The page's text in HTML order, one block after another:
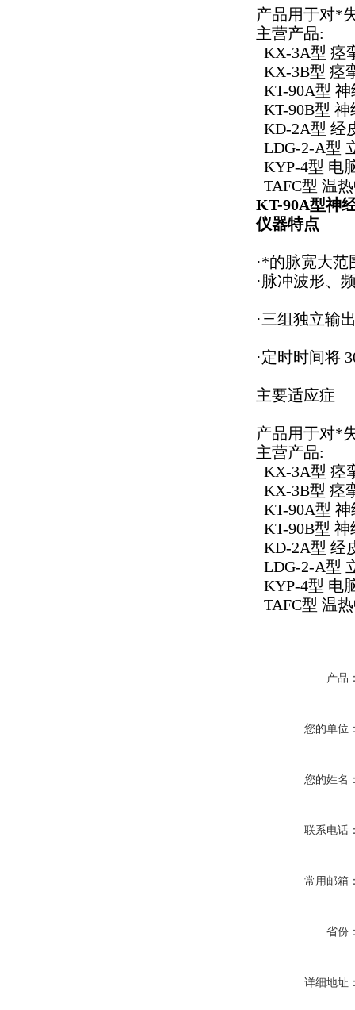
产品用于对*
主营产品:
KX-3A型 痉
KX-3B型 痉
KT-90A型
KT-90B型
KD-2A型 经
LDG-2-A型
KYP-4型 电
TAFC型 温
KT-90A型神
仪器特点
·*的脉宽大
·脉冲波形、
·三组独立输
·定时时间将
主要适应症
产品用于对*
主营产品:
KX-3A型 痉
KX-3B型 痉
KT-90A型
KT-90B型
KD-2A型 经
LDG-2-A型
KYP-4型 电
TAFC型 温
产品
您的单位
您的姓名
联系电话
常用邮箱
省份
详细地址